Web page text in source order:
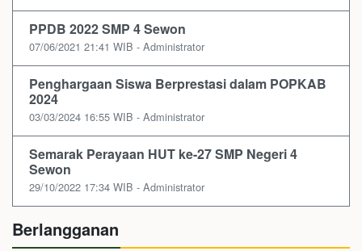
PPDB 2022 SMP 4 Sewon
07/06/2021 21:41 WIB - Administrator
Penghargaan Siswa Berprestasi dalam POPKAB
2024
03/03/2024 16:55 WIB - Administrator
Semarak Perayaan HUT ke-27 SMP Negeri 4
Sewon
29/10/2022 17:34 WIB - Administrator
Berlangganan